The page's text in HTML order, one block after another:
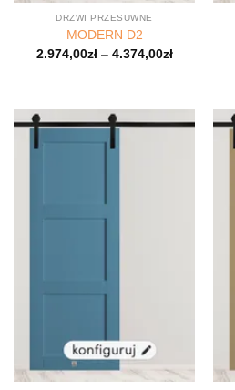
DRZWI PRZESUWNE
MODERN D2
2.974,00zł– 4.374,00zł